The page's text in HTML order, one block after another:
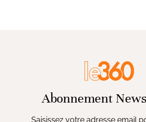
Abonnement
Saisissez votre adresse email